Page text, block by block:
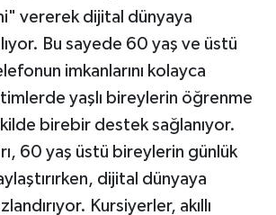
vererek dijital dünyaya
Bu sayede 60 yaş ve üstü
imkanlarını kolayca
yaşlı bireylerin öğrenme
birebir destek sağlanıyor.
60 yaş üstü bireylerin günlük
dijital dünyaya
Kursiyerler, akıllı